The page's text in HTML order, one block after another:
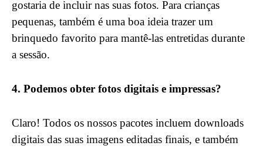
gostaria de incluir nas suas fotos. Para crianças
pequenas, também é uma boa ideia trazer um
brinquedo favorito para mantê-las entretidas durante
a sessão.
4. Podemos obter fotos digitais e impressas?
Claro! Todos os nossos pacotes incluem downloads
digitais das suas imagens editadas finais, e também